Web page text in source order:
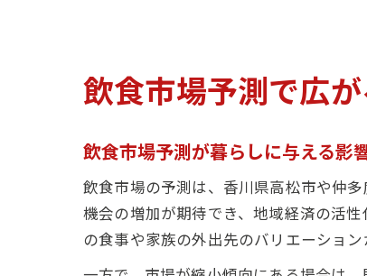
飲食市場予測で広
飲食市場予測が暮らしに与える影
飲食市場の予測は、香川県高松市や仲
機会の増加が期待でき、地域経済の活
の食事や家族の外出先のバリエーション